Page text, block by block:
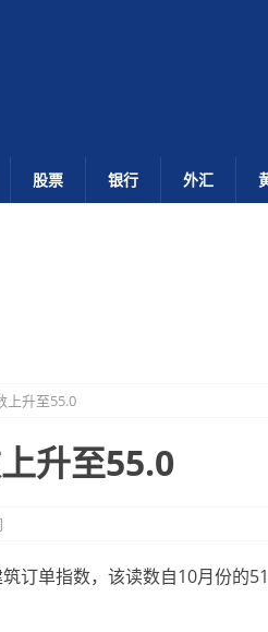
股票 银行 外汇
上升至55.0
升至55.0
订单指数，该读数自10月份的